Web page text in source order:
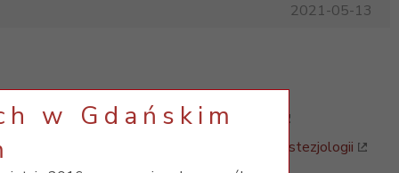
2021-05-13
Tom 2 Wykłady z anestezjologii
w Gdańskim